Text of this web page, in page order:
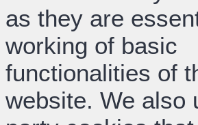
as they are
working of basic
functionalities of
website. We also